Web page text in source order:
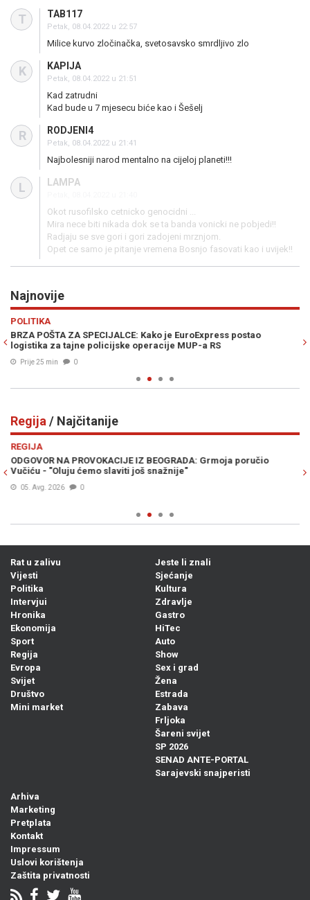
T TAB117
Petak, 08.04.2022 u 22:57
Milice kurvo zločinačka, svetosavsko smrdljivo zlo
K KAPIJA
Petak, 08.04.2022 u 21:51
Kad zatrudni
Kad bude u 7 mjesecu biće kao i Šešelj
R RODJENI4
Petak, 08.04.2022 u 21:41
Najbolesniji narod mentalno na cijeloj planeti!!!
L LAMPA
Okot rusofilsko cetnicko genocidni ...
Mira nece biti nikada dok se ta banda vonicki ne pobjedi!!
Radjaju se sve gori i gori zadojeni mrznjom.
Opet ce samo je pitanje vremena Bosnjo fasovati kao i uvijek!!
Najnovije
POLITIKA
BRZA POŠTA ZA SPECIJALCE: Kako je EuroExpress postao
logistika za tajne policijske operacije MUP-a RS
Prije 25 min 0
Regija / Najčitanije
REGIJA
ODGOVOR NA PROVOKACIJE IZ BEOGRADA: Grmoja poručio
Vučiću - "Oluju ćemo slaviti još snažnije"
05. Avg. 2026 0
Rat u zalivu
Vijesti
Politika
Intervjui
Hronika
Ekonomija
Sport
Regija
Evropa
Svijet
Društvo
Mini market
Jeste li znali
Sjećanje
Kultura
Zdravlje
Gastro
HiTec
Auto
Show
Sex i grad
Žena
Estrada
Zabava
Frljoka
Šareni svijet
SP 2026
SENAD ANTE-PORTAL
Sarajevski snajperisti
Arhiva
Marketing
Pretplata
Kontakt
Impressum
Uslovi korištenja
Zaštita privatnosti